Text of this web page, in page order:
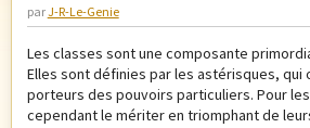
parJ-R-Le-Genie
Les classes sont une composante
Elles sont définies par les astérisques, qui
porteurs des pouvoirs particuliers. Pour
cependant le mériter en triomphant de